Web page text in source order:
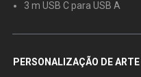
3 m USB C para USB A
PERSONALIZAÇÃO DE ARTE